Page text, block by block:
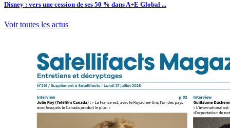
Disney : vers une cession de ses 50 % dans A+E Global ...
Voir toutes les actus